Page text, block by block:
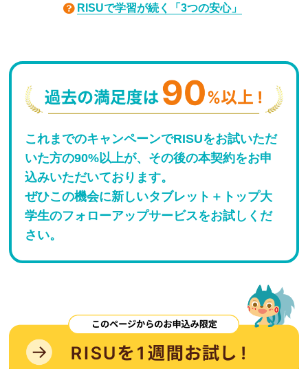
RISUで学習が続く「3つの安心」
これまでのキャンペーンでRISUをお試いただ
いた方の90%以上が、その後の本契約をお申
込みいただいております。
ぜひこの機会に新しいタブレット＋トップ大
学生のフォローアップサービスをお試しくだ
さい。